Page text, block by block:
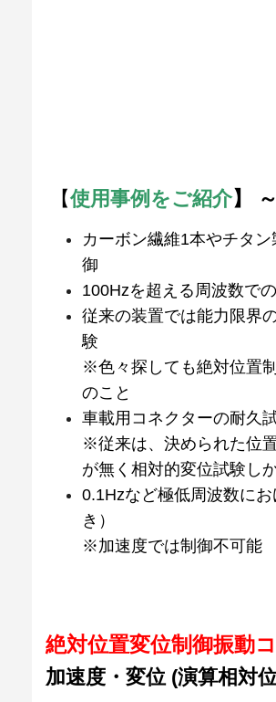
【使用事例をご紹介】
カーボン繊維1本やチタ
御
100Hzを超える周波数で
従来の装置では能力限界
験
※色々探しても絶対位置
のこと
車載用コネクターの耐久
※従来は、決められた位
が無く相対的変位試験し
0.1Hzなど極低周波数に
き）
※加速度では制御不可能
絶対位置変位制御振動
加速度・変位 (演算相対